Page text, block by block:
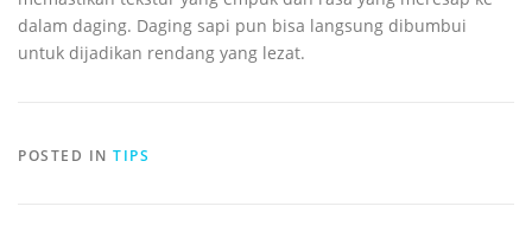
dalam daging. Daging sapi pun bisa langsung dibumbui
untuk dijadikan rendang yang lezat.
POSTED IN TIPS